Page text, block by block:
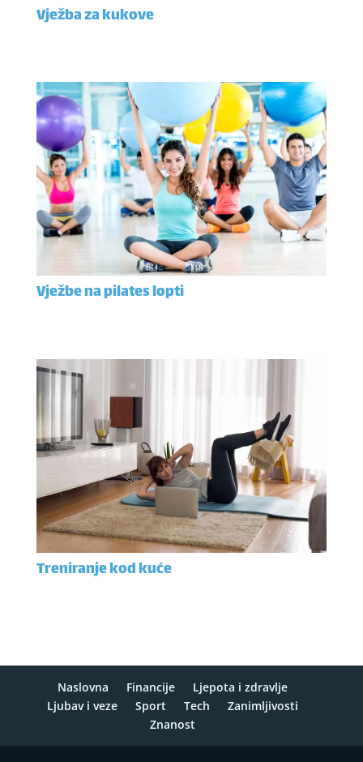
Vježba za kukove
Vježbe na pilates lopti
Treniranje kod kuće
Naslovna Financije
Ljepota i zdravlje
Ljubav i veze
Sport Tech
Zanimljivosti
Znanost